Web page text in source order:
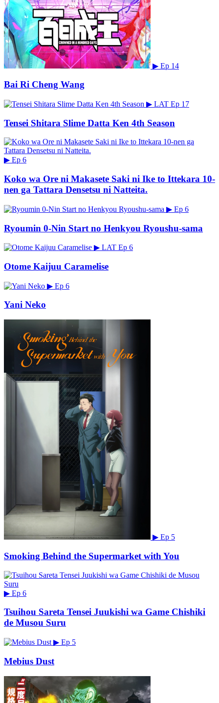
▶ Ep 14
Bai Ri Cheng Wang
▶ LAT Ep 17
Tensei Shitara Slime Datta Ken 4th Season
▶ Ep 6
Koko wa Ore ni Makasete Saki ni Ike to Ittekara 10-
nen ga Tattara Densetsu ni Natteita.
▶ Ep 6
Ryoumin 0-Nin Start no Henkyou Ryoushu-sama
▶ LAT Ep 6
Otome Kaijuu Caramelise
▶ Ep 6
Yani Neko
▶ Ep 5
Smoking Behind the Supermarket with You
▶ Ep 6
Tsuihou Sareta Tensei Juukishi wa Game Chishiki
de Musou Suru
▶ Ep 5
Mebius Dust